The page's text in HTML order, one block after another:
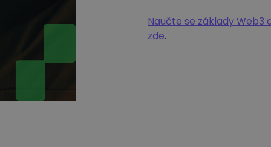
Naučte se základy
zde.